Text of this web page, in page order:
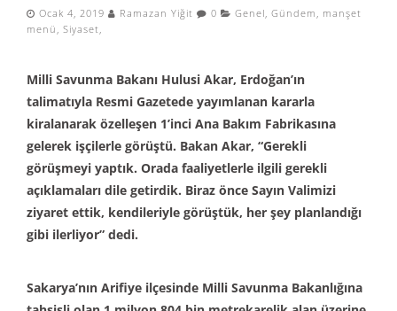
Ocak 4, 2019 Ramazan Yiğit 0 Genel, Gündem , manşet
menü , Siyaset,
Milli Savunma Bakanı Hulusi Akar, Erdoğan’ın
talimatıyla Resmi Gazetede yayımlanan kararla
kiralanarak özelleşen 1’inci Ana Bakım Fabrikasına
gelerek işçilerle görüştü. Bakan Akar, “Gerekli
görüşmeyi yaptık. Orada faaliyetlerle ilgili gerekli
açıklamaları dile getirdik. Biraz önce Sayın Valimizi
ziyaret ettik, kendileriyle görüştük, her şey planlandığı
gibi ilerliyor” dedi.
Sakarya’nın Arifiye ilçesinde Milli Savunma Bakanlığına